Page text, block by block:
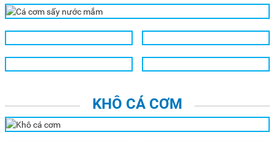
KHÔ CÁ CƠM